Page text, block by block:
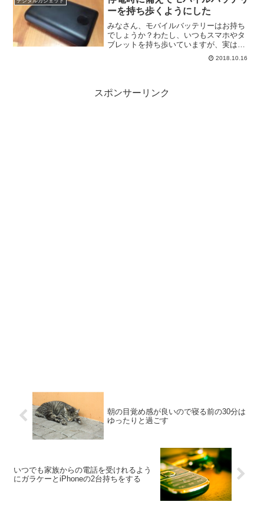
留め具がなくても...
ーを持ち歩くようにした
みなさん、モバイルバッテリーはお持ち
でしょうか？わたし、いつもスマホやタ
ブレットを持ち歩いていますが、実は今
までモバイルバッテリーは持っておりま
せんでした。用途別に複数台のモバイル
2018.10.16
スポンサーリンク
朝の目覚め感が良いので寝る前の30分は
ゆったりと過ごす
いつでも家族からの電話を受けれるよう
にガラケーとiPhoneの2台持ちをする